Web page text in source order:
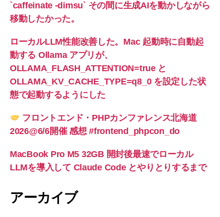
`caffeinate -dimsu` その間に生成AIを動かしながら
移動したかった。
ローカルLLM性能改善した。Mac 起動時に自動起
動する Ollama アプリが、
OLLAMA_FLASH_ATTENTION=true と
OLLAMA_KV_CACHE_TYPE=q8_0 を設定した状
態で起動するようにした
フロントエンド・PHPカンファレンス北海道
2026@6/6開催 感想 #frontend_phpcon_do
MacBook Pro M5 32GB 開封後最速でローカル
LLMを導入して Claude Code とやりとりするまで
アーカイブ